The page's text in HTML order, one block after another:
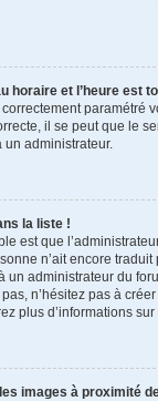
horaire et l’heure est
paramétré
il se peut que le
administrateur.
la liste !
est que
n’ait encore
un administrateur du
n’hésitez pas à
plus d’informations
images à proximité